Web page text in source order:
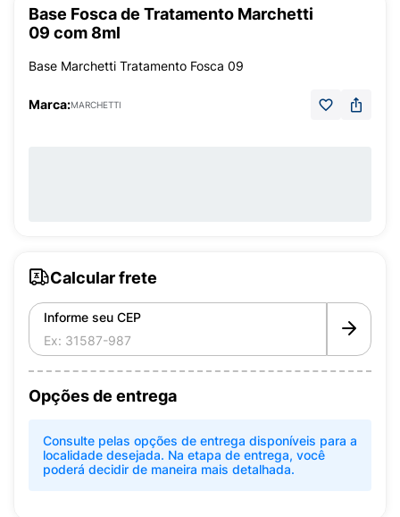
Base Fosca de Tratamento Marchetti
09 com 8ml
Base Marchetti Tratamento Fosca 09
Marca:MARCHETTI
Calcular frete
Informe seu CEP
Opções de entrega
Consulte pelas opções de entrega disponíveis para a
localidade desejada. Na etapa de entrega, você
poderá decidir de maneira mais detalhada.